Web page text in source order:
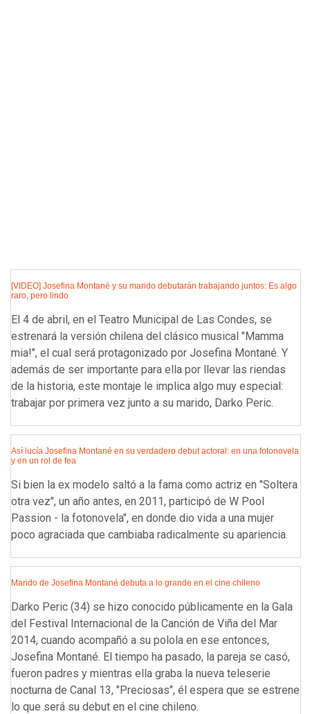
[VIDEO] Josefina Montané y su marido debutarán trabajando juntos: Es algo
raro, pero lindo
El 4 de abril, en el Teatro Municipal de Las Condes, se
estrenará la versión chilena del clásico musical "Mamma
mia!", el cual será protagonizado por Josefina Montané. Y
además de ser importante para ella por llevar las riendas
de la historia, este montaje le implica algo muy especial:
trabajar por primera vez junto a su marido, Darko Peric.
Así lucía Josefina Montané en su verdadero debut actoral: en una fotonovela
y en un rol de fea
Si bien la ex modelo saltó a la fama como actriz en "Soltera
otra vez", un año antes, en 2011, participó de W Pool
Passion - la fotonovela", en donde dio vida a una mujer
poco agraciada que cambiaba radicalmente su apariencia.
Marido de Josefina Montané debuta a lo grande en el cine chileno
Darko Peric (34) se hizo conocido públicamente en la Gala
del Festival Internacional de la Canción de Viña del Mar
2014, cuando acompañó a su polola en ese entonces,
Josefina Montané. El tiempo ha pasado, la pareja se casó,
fueron padres y mientras ella graba la nueva teleserie
nocturna de Canal 13, "Preciosas", él espera que se estrene
lo que será su debut en el cine chileno.